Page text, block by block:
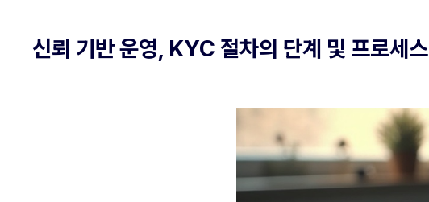
신뢰 기반 운영, KYC 절차의 단계 및 프로세스